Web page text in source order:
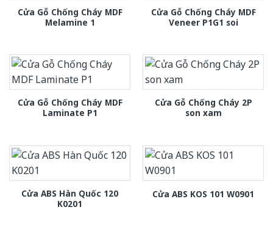
Cửa Gỗ Chống Cháy MDF
Melamine 1
Cửa Gỗ Chống Cháy MDF
Veneer P1G1 soi
Cửa Gỗ Chống Cháy MDF
Laminate P1
Cửa Gỗ Chống Cháy 2P
son xam
Cửa ABS Hàn Quốc 120
K0201
Cửa ABS KOS 101 W0901